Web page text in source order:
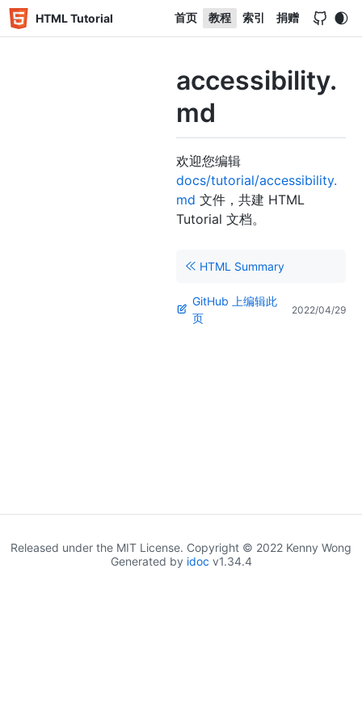
HTML Tutorial 首页 教程 索引 捐赠
accessibility.
md
欢迎您编辑
docs/tutorial/accessibility.
md 文件，共建 HTML
Tutorial 文档。
HTML Summary
GitHub 上编辑此
页
2022/04/29
Released under the MIT License. Copyright © 2022 Kenny Wong
Generated by idoc v1.34.4